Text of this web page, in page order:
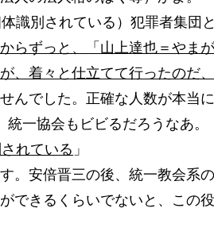
識別されている）犯罪者集団
らずっと、「山上達也＝やま
、着々と仕立てて行ったのだ
んでした。正確な人数が本当
一協会もビビるだろうなあ。
れている 」
。安倍晋三の後、統一教会系
できるくらいでないと、この